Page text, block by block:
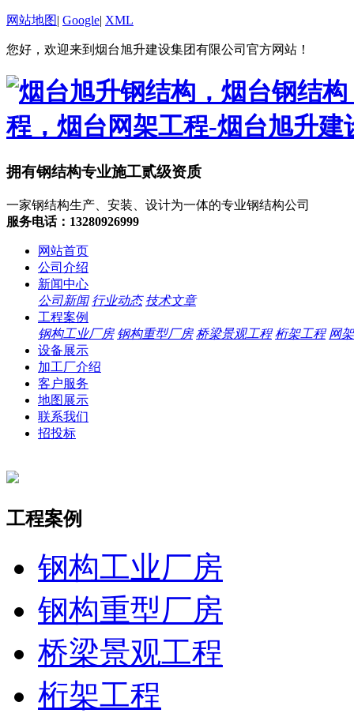
网站地图| Google| XML
您好，欢迎来到烟台旭升建设集团有限公司官方网站！
拥有钢结构专业施工贰级资质
一家钢结构生产、安装、设计为一体的专业钢结构公司
服务电话：13280926999
网站首页
公司介绍
新闻中心
公司新闻 行业动态 技术文章
工程案例
钢构工业厂房 钢构重型厂房 桥梁景观工程 桁架工程 网
设备展示
加工厂介绍
客户服务
地图展示
联系我们
招投标
工程案例
钢构工业厂房
钢构重型厂房
桥梁景观工程
桁架工程